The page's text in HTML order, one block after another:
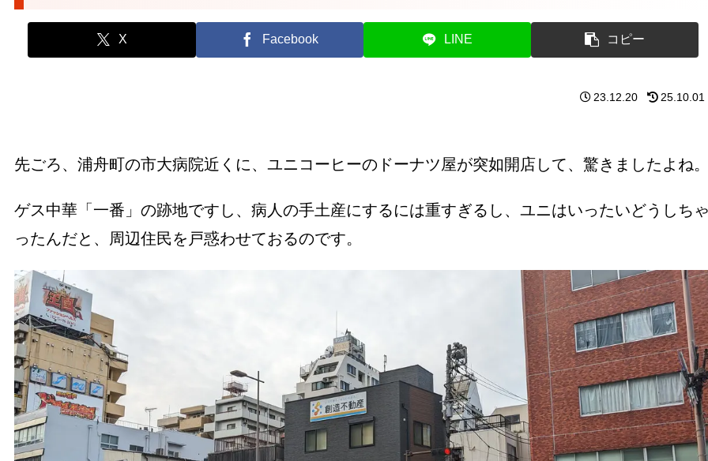
X Facebook LINE コピー
23.12.20 25.10.01
先ごろ、浦舟町の市大病院近くに、ユニコーヒーのドーナツ屋が突如開店して、驚きましたよね
ゲス中華「一番」の跡地ですし、病人の手土産にするには重すぎるし、ユニはいったいどうしち
ったんだと、周辺住民を戸惑わせておるのです。